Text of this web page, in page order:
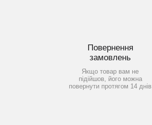
Повернення
замовлень
Якщо товар вам не
підійшов, його можна
повернути протягом 14 днів